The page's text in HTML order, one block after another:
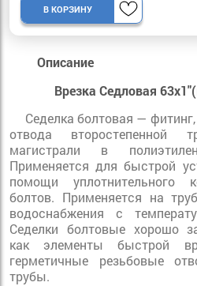
В КОРЗИНУ
Описание
Врезка Седловая
Седелка болтовая —
отвода второстепенной
магистрали в
Применяется для быстрой
помощи
болтов. Применяется на
водоснабжения с
Седелки болтовые хорошо
как элементы быстрой
герметичные резьбовые
трубы.